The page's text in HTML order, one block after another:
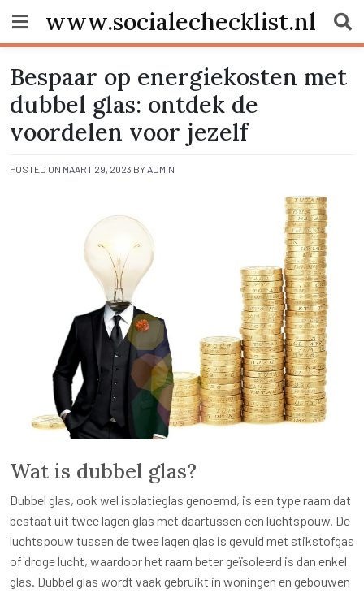
content
www.socialechecklist.nl
Bespaar op energiekosten met
dubbel glas: ontdek de
voordelen voor jezelf
POSTED ON MAART 29, 2023 BY ADMIN
Wat is dubbel glas?
Dubbel glas, ook wel isolatieglas genoemd, is een type raam dat
bestaat uit twee lagen glas met daartussen een luchtspouw. De
luchtspouw tussen de twee lagen glas is gevuld met stikstofgas
of droge lucht, waardoor het raam beter geïsoleerd is dan enkel
glas. Dubbel glas wordt vaak gebruikt in woningen en gebouwen